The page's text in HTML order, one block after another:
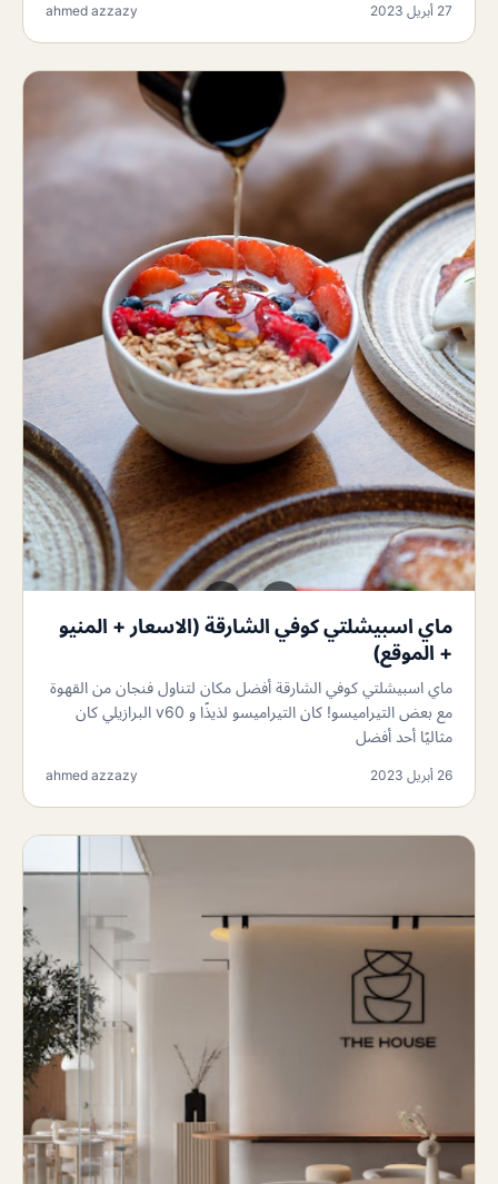
27 أبريل 2023 ahmed azzazy
ماي اسبيشلتي كوفي الشارقة (الاسعار + المنيو
+ الموقع)
ماي اسبيشلتي كوفي الشارقة أفضل مكان لتناول فنجان من القهوة
مع بعض التيراميسو! كان التيراميسو لذيذًا و v60 البرازيلي كان
مثاليًا أحد أفضل
26 أبريل 2023 ahmed azzazy